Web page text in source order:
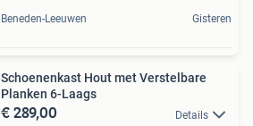
Beneden-Leeuwen Gisteren
Schoenenkast Hout met Verstelbare
Planken 6-Laags
€ 289,00 Details